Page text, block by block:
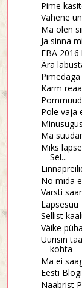
Pime
Vähene
Ma olen
Ja sinna
EBA
Ära
Karm
Pole vaja
Ma
Miks
Sel...
No mida
Varsti
Lapsesuu
Sellist
Väike
Uurisin
kohta
Ma ei
Eesti
Naabrist